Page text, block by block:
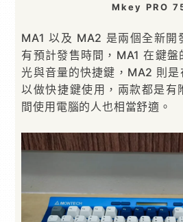
Mkey PRO
MA1 以及 MA2 是兩個全新開
有預計發售時間，MA1 在鍵
光與音量的快捷鍵，MA2 則
以做快捷鍵使用，兩款都是有
間使用電腦的人也相當舒適。